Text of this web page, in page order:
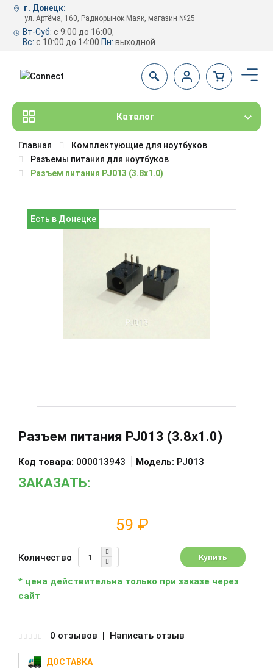
г. Донецк:
ул. Артёма, 160, Радиорынок Маяк, магазин №25
Вт-Суб: с 9:00 до 16:00,
Вс: с 10:00 до 14:00 Пн: выходной
Каталог
Главная
Комплектующие для ноутбуков
Разъемы питания для ноутбуков
Разъем питания PJ013 (3.8x1.0)
Есть в Донецке
Разъем питания PJ013 (3.8x1.0)
Код товара: 000013943 Модель: PJ013
ЗАКАЗАТЬ:
59 ₽
Количество
* цена действительна только при заказе через
сайт
0 отзывов | Написать отзыв
ДОСТАВКА